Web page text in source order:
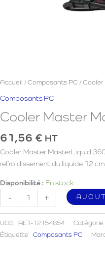
Accueil / Composants PC /
Composants PC
Cooler Master
61,56 € HT
Cooler Master MasterLiquid
refroidissement du liquide 12
Disponibilité : En stock
-
quantité
de
Master
MasterLiquid
+
UGS : AET-12154854 Catégorie
Étiquette : Composants PC